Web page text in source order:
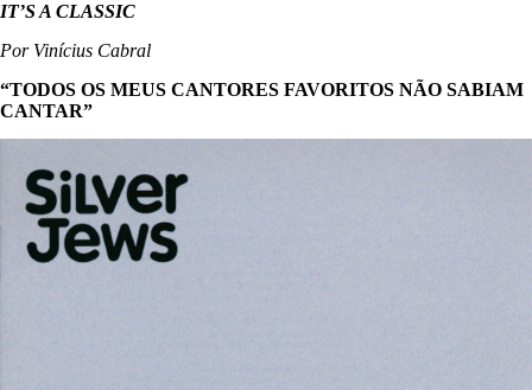
IT’S A CLASSIC
Por Vinícius Cabral
“TODOS OS MEUS CANTORES FAVORITOS NÃO SABIAM
CANTAR”